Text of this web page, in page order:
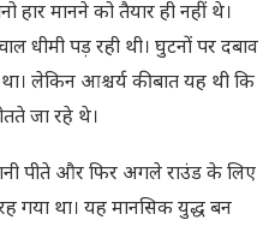
हार मानने को तैयार ही नहीं थे।
धीमी पड़ रही थी। घुटनों पर दबाव
लेकिन आश्चर्य की बात यह थी कि
जा रहे थे।
पीते और फिर अगले राउंड के लिए
गया था। यह मानसिक युद्ध बन